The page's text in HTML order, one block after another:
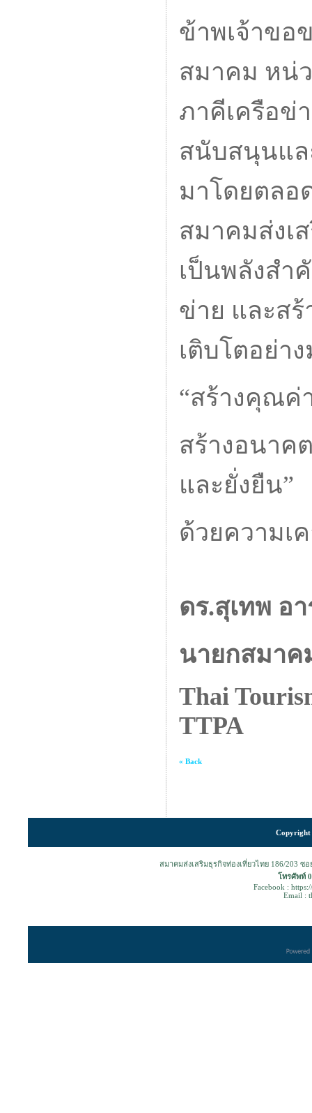
ข้าพเจ้าข
สมาคม หน่
ภาคีเครือข่
สนับสนุนแล
มาโดยตลอ
สมาคมส่งเ
เป็นพลังสำ
ข่าย และสร้
เติบโตอย่า
“สร้างคุณค่
สร้างอนาค
และยั่งยืน”
ด้วยความเ
ดร.สุเทพ อ
นายกสมาค
Thai
TTPA
« Back
Copyright
สมาคมส่งเสริมธุรกิจท่องเที่ยวไทย 186/203 ซ
โทรศัพท์
Facebook :
Email :